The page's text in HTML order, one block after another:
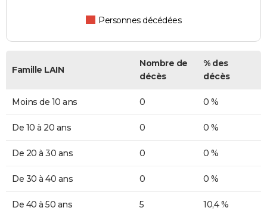
Personnes décédées
Famille LAIN
Nombre de
décès
% des
décès
Moins de 10 ans 0 0 %
De 10 à 20 ans 0 0 %
De 20 à 30 ans 0 0 %
De 30 à 40 ans 0 0 %
De 40 à 50 ans 5 10,4 %